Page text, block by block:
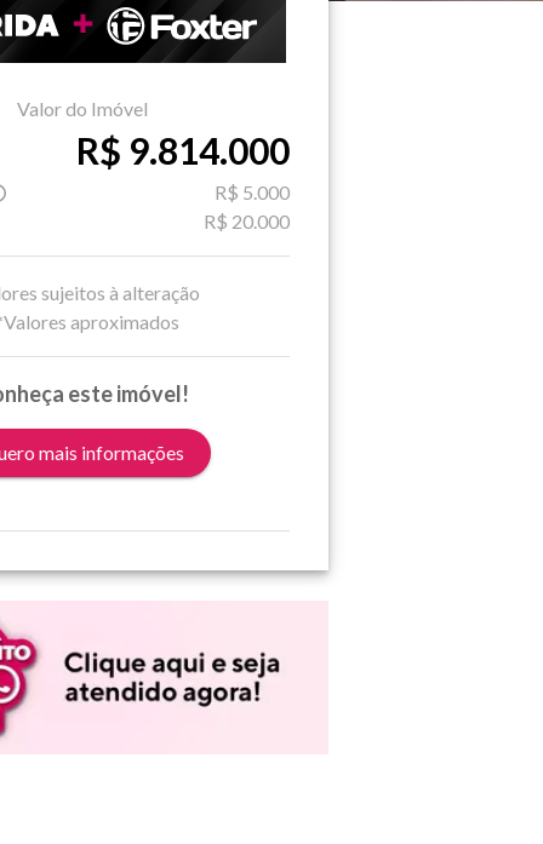
Valor do Imóvel
R$ 9.814.000
R$ 5.000
R$ 20.000
sujeitos à alteração
aproximados
este imóvel!
mais informações